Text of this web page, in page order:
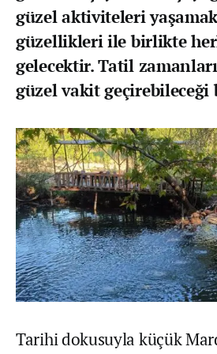
güzel aktiviteleri
güzellikleri ile birlikte
gelecektir. Tatil
güzel vakit
Tarihi dokusuyla küçük